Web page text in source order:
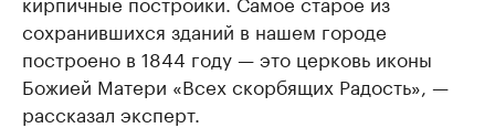
сохранившихся зданий в нашем городе
построено в 1844 году — это церковь иконы
Божией Матери «Всех скорбящих Радость», —
рассказал эксперт.